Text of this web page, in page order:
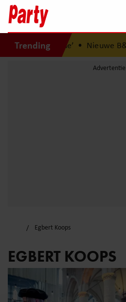
Trending
‘B&B Vol Liefde’•Nieuwe
Egbert Koops
EGBERT KOOPS